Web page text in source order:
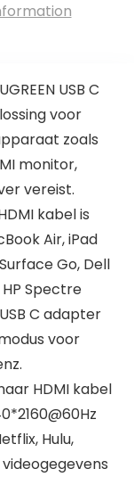
USB C
voor
zoals
monitor,
vereist.
kabel is
Air, iPad
Go, Dell
HP Spectre
C adapter
voor
HDMI kabel
Hulu,